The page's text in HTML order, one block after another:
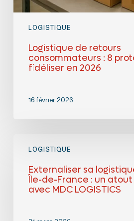
LOGISTIQUE
Logistique de retours
consommateurs : 8
fidéliser en 2026
16 février 2026
LOGISTIQUE
logistique
ParisExternaliser sa
Île-de-France : un
avec MDC LOGISTICS